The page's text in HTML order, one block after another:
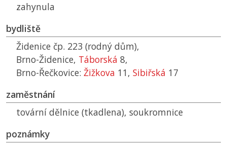
zahynula
bydliště
Židenice čp. 223 (rodný dům),
Brno-Židenice, Táborská 8,
Brno-Řečkovice: Žižkova 11, Sibiřská 17
zaměstnání
tovární dělnice (tkadlena), soukromnice
poznámky